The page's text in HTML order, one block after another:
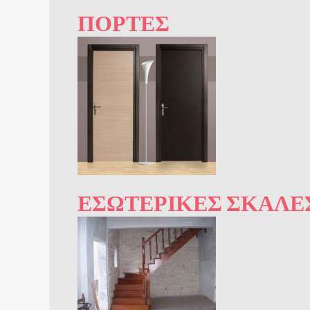
ΠΌΡΤΕΣ
ΕΣΩΤΕΡΙΚΈΣ